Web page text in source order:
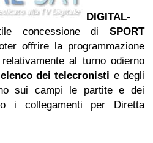
DIGITAL-
concessione di SPORT
offrire la programmazione
al turno odierno
dei telecronisti e degli
sui campi le partite e dei
i collegamenti per Diretta